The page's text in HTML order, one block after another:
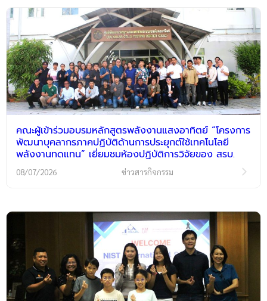
คณะผู้เข้าร่วมอบรมหลักสูตรพลังงานแสงอาทิตย์ “โครงการ
พัฒนาบุคลากรภาคปฏิบัติด้านการประยุกต์ใช้เทคโนโลยี
พลังงานทดแทน” เยี่ยมชมห้องปฏิบัติการวิจัยของ สรบ.
08/07/2026 ข่าวสารกิจกรรม